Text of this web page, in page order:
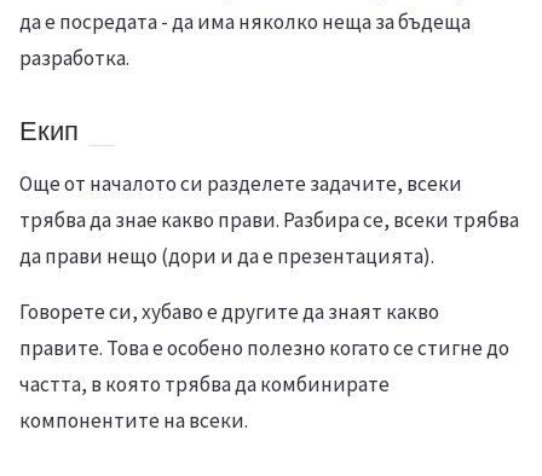
да е посредата - да има няколко неща за бъдеща
разработка.
Екип
Още от началото си разделете задачите, всеки
трябва да знае какво прави. Разбира се, всеки трябва
да прави нещо (дори и да е презентацията).
Говорете си, хубаво е другите да знаят какво
правите. Това е особено полезно когато се стигне до
частта, в която трябва да комбинирате
компонентите на всеки.